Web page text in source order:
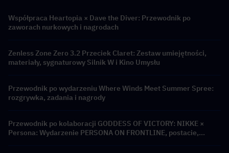
Współpraca Heartopia × Dave the Diver: Przewodnik po
zaworach nurkowych i nagrodach
Zenless Zone Zero 3.2 Przeciek Claret: Zestaw umiejętności,
materiały, sygnaturowy Silnik W i Kino Umysłu
Przewodnik po wydarzeniu Where Winds Meet Summer Spree:
rozgrywka, zadania i nagrody
Przewodnik po kolaboracji GODDESS OF VICTORY: NIKKE ×
Persona: Wydarzenie PERSONA ON FRONTLINE, postacie,